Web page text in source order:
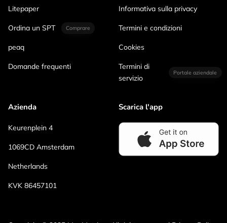
Litepaper
Ordina un SPT Comprare
peaq
Domande frequenti
Informativa sulla privacy
Termini e condizioni
Cookies
Termini di
servizio
Portale aziendale
Azienda
Keurenplein 4
1069CD Amsterdam
Netherlands
KVK 86457101
Scarica l'app